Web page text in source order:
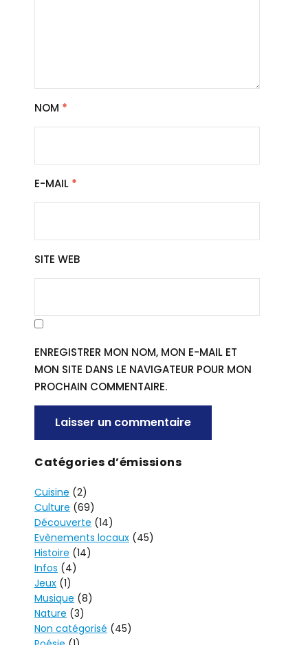
NOM *
E-MAIL *
SITE WEB
ENREGISTRER MON NOM, MON E-MAIL ET
MON SITE DANS LE NAVIGATEUR POUR MON
PROCHAIN COMMENTAIRE.
A
T
E
R
N
A
T
I
V
E
Catégories d’émissions
Cuisine (2)
Culture (69)
Découverte (14)
Evènements locaux (45)
Histoire (14)
Infos (4)
Jeux (1)
Musique (8)
Nature (3)
Non catégorisé (45)